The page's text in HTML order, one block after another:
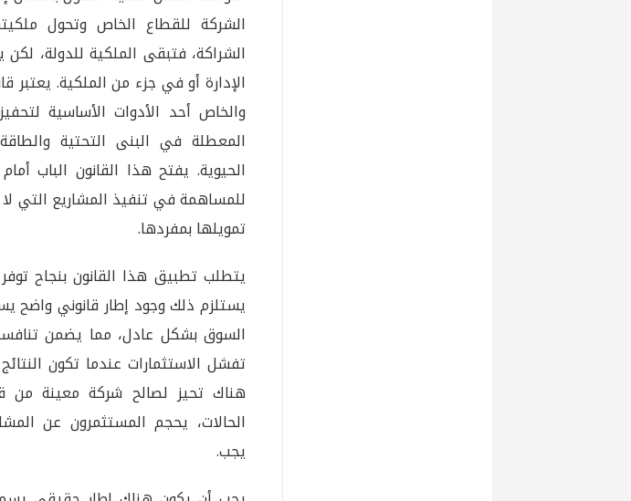
الشركة للقطاع الخاص وتحول
الشراكة، فتبقى الملكية للدولة،
الإدارة أو في جزء من الملكية. يعتبر
والخاص أحد الأدوات الأساسية
المعطلة في البنى التحتية
الحيوية. يفتح هذا القانون الباب
للمساهمة في تنفيذ المشاريع التي لا
تمويلها بمفردها.
يتطلب تطبيق هذا القانون بنجاح
يستلزم ذلك وجود إطار قانوني واضح
السوق بشكل عادل، مما يضمن
تفشل الاستثمارات عندما تكون
هناك تحيز لصالح شركة معينة
الحالات، يحجم المستثمرون عن
يجب.